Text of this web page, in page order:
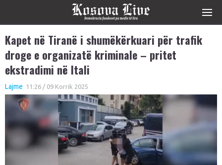
Kapet në Tiranë i shumëkërkuari për trafik
droge e organizatë kriminale – pritet
ekstradimi në Itali
Lajme 11:26 / 09 Korrik 2025